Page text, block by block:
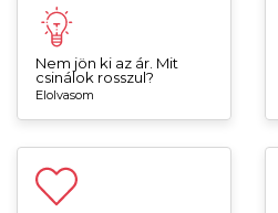
Nem jön ki az ár. Mit
csinálok rosszul?
Elolvasom